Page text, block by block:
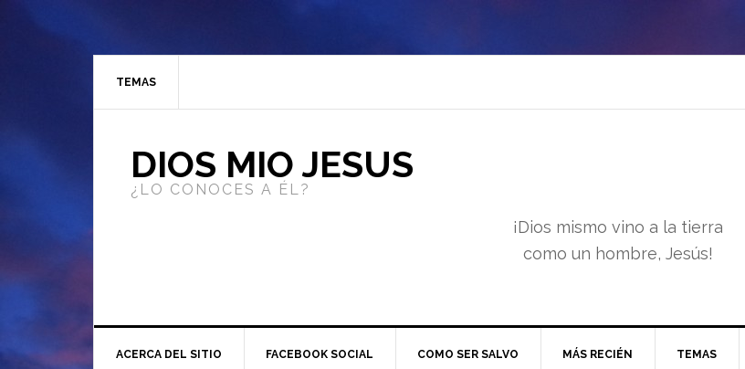
TEMAS
DIOS MIO JESUS
¿LO CONOCES A ÉL?
¡Dios mismo vino a la tierra
como un hombre, Jesús!
ACERCA DEL SITIO FACEBOOK SOCIAL COMO SER SALVO MÁS RECIÉN TEMAS